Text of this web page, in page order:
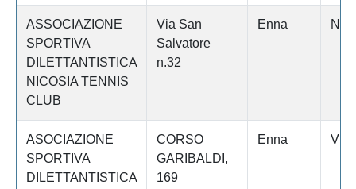
ASSOCIAZIONE
SPORTIVA
DILETTANTISTICA
NICOSIA TENNIS
CLUB
Via San
Salvatore
n.32
Enna
ASOCIAZIONE
SPORTIVA
DILETTANTISTICA
CORSO
GARIBALDI,
169
Enna